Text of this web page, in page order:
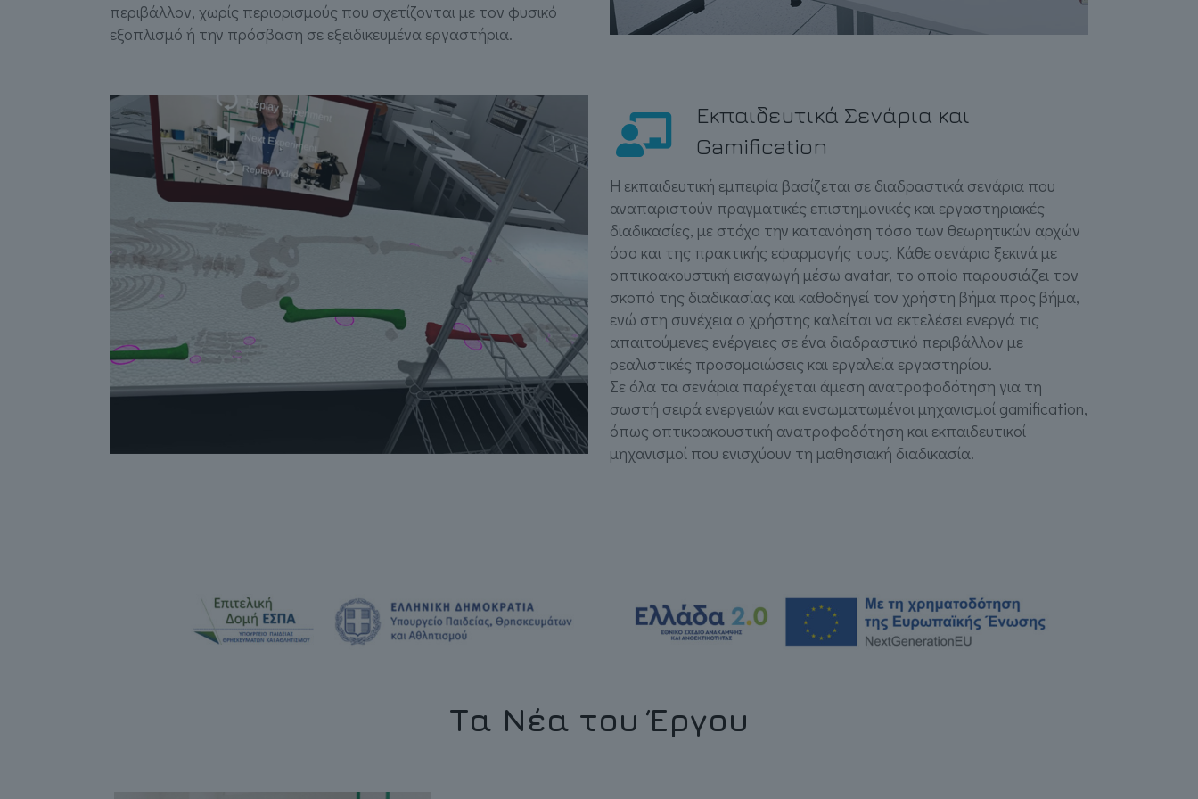
περιβάλλον, χωρίς περιορισμούς που σχετίζονται με τον φυσικό
εξοπλισμό ή την πρόσβαση σε εξειδικευμένα εργαστήρια.
Εκπαιδευτικά Σενάρια και
Gamification
Η εκπαιδευτική εμπειρία βασίζεται σε διαδραστικά σενάρια που
αναπαριστούν πραγματικές επιστημονικές και εργαστηριακές
διαδικασίες, με στόχο την κατανόηση τόσο των θεωρητικών αρχών
όσο και της πρακτικής εφαρμογής τους. Κάθε σενάριο ξεκινά με
οπτικοακουστική εισαγωγή μέσω avatar, το οποίο παρουσιάζει τον
σκοπό της διαδικασίας και καθοδηγεί τον χρήστη βήμα προς βήμα,
ενώ στη συνέχεια ο χρήστης καλείται να εκτελέσει ενεργά τις
απαιτούμενες ενέργειες σε ένα διαδραστικό περιβάλλον με
ρεαλιστικές προσομοιώσεις και εργαλεία εργαστηρίου.
Σε όλα τα σενάρια παρέχεται άμεση ανατροφοδότηση για τη
σωστή σειρά ενεργειών και ενσωματωμένοι μηχανισμοί gamification,
όπως οπτικοακουστική ανατροφοδότηση και εκπαιδευτικοί
μηχανισμοί που ενισχύουν τη μαθησιακή διαδικασία.
Τα Νέα του Έργου